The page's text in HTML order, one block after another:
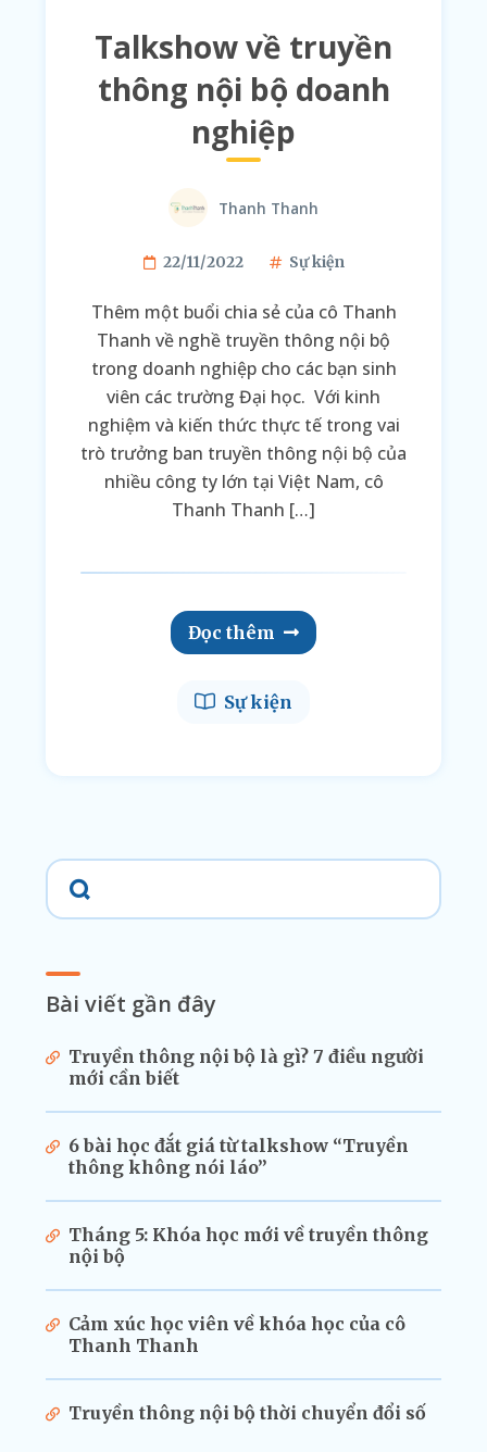
Talkshow về truyền
thông nội bộ doanh
nghiệp
Thanh Thanh
22/11/2022 Sự kiện
Thêm một buổi chia sẻ của cô Thanh
Thanh về nghề truyền thông nội bộ
trong doanh nghiệp cho các bạn sinh
viên các trường Đại học. Với kinh
nghiệm và kiến thức thực tế trong vai
trò trưởng ban truyền thông nội bộ của
nhiều công ty lớn tại Việt Nam, cô
Thanh Thanh […]
Đọc thêm
Sự kiện
Bài viết gần đây
Truyền thông nội bộ là gì? 7 điều người
mới cần biết
6 bài học đắt giá từ talkshow “Truyền
thông không nói láo”
Tháng 5: Khóa học mới về truyền thông
nội bộ
Cảm xúc học viên về khóa học của cô
Thanh Thanh
Truyền thông nội bộ thời chuyển đổi số